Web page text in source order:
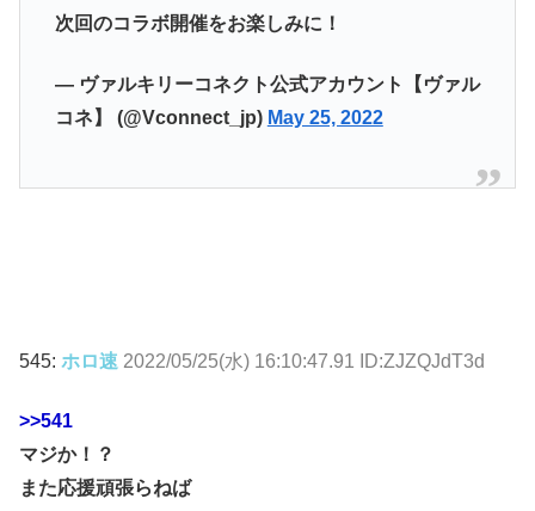
次回のコラボ開催をお楽しみに！
— ヴァルキリーコネクト公式アカウント【ヴァル
コネ】 (@Vconnect_jp) May 25, 2022
545: ホロ速 2022/05/25(水) 16:10:47.91 ID:ZJZQJdT3d
>>541
マジか！？
また応援頑張らねば